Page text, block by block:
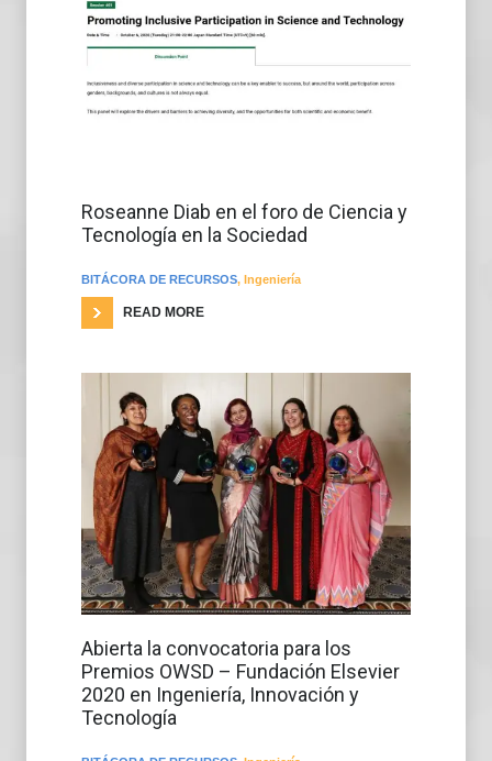
Roseanne Diab en el foro de Ciencia y
Tecnología en la Sociedad
BITÁCORA DE RECURSOS, Ingeniería
READ MORE
Abierta la convocatoria para los
Premios OWSD – Fundación Elsevier
2020 en Ingeniería, Innovación y
Tecnología